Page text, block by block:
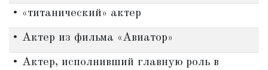
• «титанический» актер
• Актер из фильма «Авиатор»
• Актер, исполнивший главную роль в